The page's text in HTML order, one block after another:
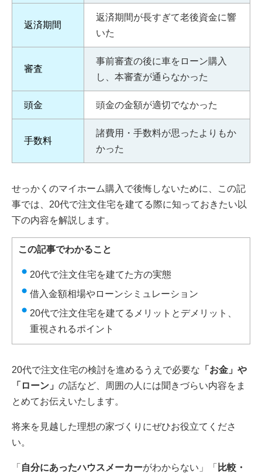
返済期間
返済期間が長すぎて老後資金に響
いた
審査
事前審査の後に車をローン購入
し、本審査が通らなかった
頭金 頭金の金額が適切でなかった
手数料
諸費用・手数料が思ったよりもか
かった
せっかくのマイホーム購入で後悔しないために、この記
事では、20代で注文住宅を建てる際に知っておきたい以
下の内容を解説します。
この記事でわかること
20代で注文住宅を建てた方の実態
借入金額相場やローンシミュレーション
20代で注文住宅を建てるメリットとデメリット、
重視されるポイント
20代で注文住宅の検討を進めるうえで必要な 「お金」や
「ローン」 の話など、周囲の人には聞きづらい内容をま
とめてお伝えいたします。
将来を見越した理想の家づくりにぜひお役立てくださ
い。
「 自分にあったハウスメーカーがわからない」「 比較・